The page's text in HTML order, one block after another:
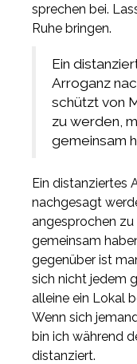
sprechen bei.
Ruhe bringen.
Ein
Arroganz
schützt von
zu werden,
gemeinsam
Ein distanziertes
nachgesagt
angesprochen zu
gemeinsam
gegenüber ist
sich nicht jedem
alleine ein Lokal
Wenn sich
bin ich während
distanziert.